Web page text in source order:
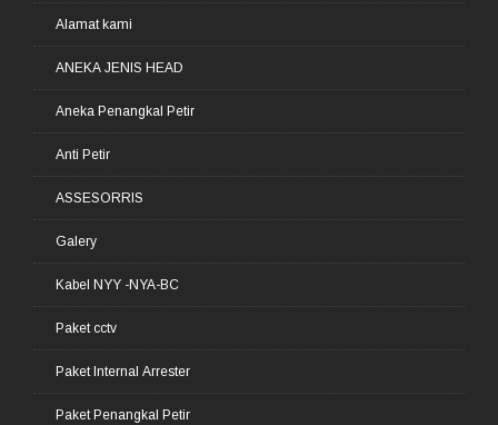
Alamat kami
ANEKA JENIS HEAD
Aneka Penangkal Petir
Anti Petir
ASSESORRIS
Galery
Kabel NYY -NYA-BC
Paket cctv
Paket Internal Arrester
Paket Penangkal Petir